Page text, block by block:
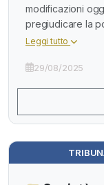
modificazioni
pregiudicare la
Leggi tutto
29/08/2025